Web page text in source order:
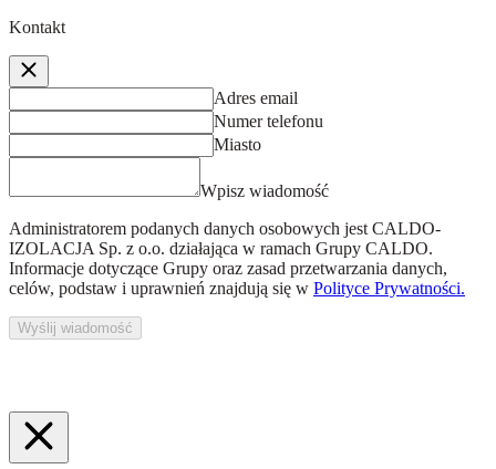
Kontakt
Adres email
Numer telefonu
Miasto
Wpisz wiadomość
Administratorem podanych danych osobowych jest CALDO-
IZOLACJA Sp. z o.o. działająca w ramach Grupy CALDO.
Informacje dotyczące Grupy oraz zasad przetwarzania danych,
celów, podstaw i uprawnień znajdują się w Polityce Prywatności.
Wyślij wiadomość